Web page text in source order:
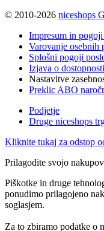
© 2010-2026 niceshops
Impresum in
Varovanje osebnih
Splošni pogoji
Izjava o dostopnosti
Nastavitve
Preklic ABO
Podjetje
Druge niceshops
Kliknite tukaj za odstop
Prilagodite svojo
Piškotke in druge
ponudimo prilagojeno
soglasjem.
Za to zbiramo podatke o